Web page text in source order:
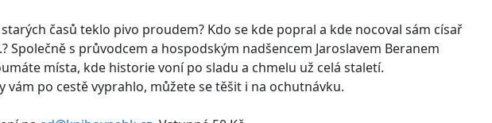
starých časů teklo pivo proudem? Kdo se kde popral a kde nocoval sám císař
Společně s průvodcem a hospodským nadšencem Jaroslavem Beranem
místa, kde historie voní po sladu a chmelu už celá staletí.
vám po cestě vyprahlo, můžete se těšit i na ochutnávku.